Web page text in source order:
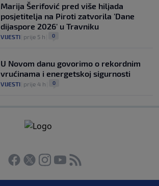
Marija Šerifović pred više hiljada
posjetitelja na Piroti zatvorila 'Dane
dijaspore 2026' u Travniku
VIJESTI prije 5 h 0
U Novom danu govorimo o rekordnim
vrućinama i energetskoj sigurnosti
VIJESTI prije 4 h 0